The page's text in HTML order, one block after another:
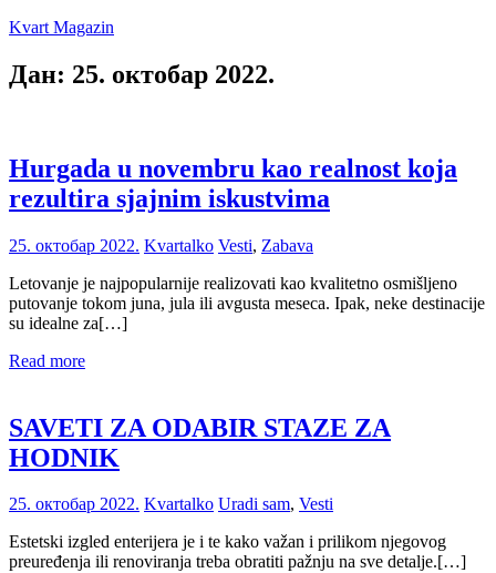
Skip
content
Kvart Magazin
Na
Дан: 25. октобар 2022.
Hurgada u novembru kao realnost koja
rezultira sjajnim iskustvima
25. октобар 2022. Kvartalko Vesti, Zabava
Letovanje je najpopularnije realizovati kao kvalitetno osmišljeno
putovanje tokom juna, jula ili avgusta meseca. Ipak, neke destinacije
su idealne za[…]
Read more
SAVETI ZA ODABIR STAZE ZA
HODNIK
25. октобар 2022. Kvartalko Uradi sam, Vesti
Estetski izgled enterijera je i te kako važan i prilikom njegovog
preuređenja ili renoviranja treba obratiti pažnju na sve detalje.[…]